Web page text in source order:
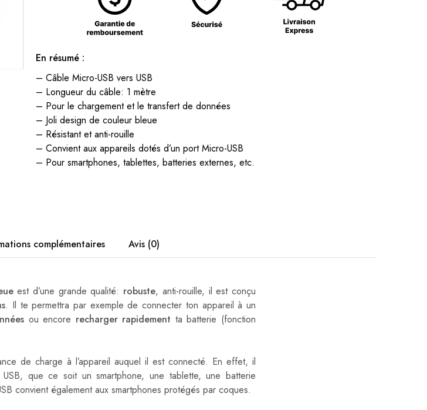
En résumé :
– Câble Micro-USB vers USB
– Longueur du câble: 1 mètre
– Pour le chargement et le transfert de données
– Joli design de couleur bleue
– Résistant et anti-rouille
– Convient aux appareils dotés d’un port Micro-USB
– Pour smartphones, tablettes, batteries externes, etc.
complémentaires Avis (0)
est d’une grande qualité: robuste, anti-rouille, il est conçu
. Il te permettra par exemple de connecter ton appareil à un
ou encore recharger rapidement ta batterie (fonction
de charge à l’appareil auquel il est connecté. En effet, il
que ce soit un smartphone, une tablette, une batterie
convient également aux smartphones protégés par coques.